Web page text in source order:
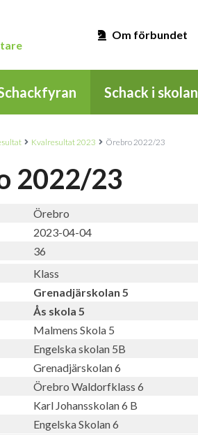
Om förbundet
Schack i skolan
Kvalresultat 2023 Örebro 2022/23
2022/23
Örebro
2023-04-04
36
Klass
Grenadjärskolan 5
Ås skola 5
Malmens Skola 5
Engelska skolan 5B
Grenadjärskolan 6
Örebro Waldorfklass 6
Karl Johansskolan 6 B
Engelska Skolan 6